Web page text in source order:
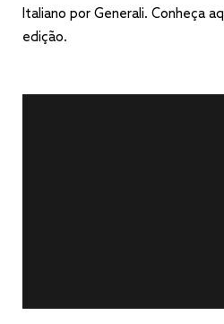
Italiano por Generali. Conheça
edição.